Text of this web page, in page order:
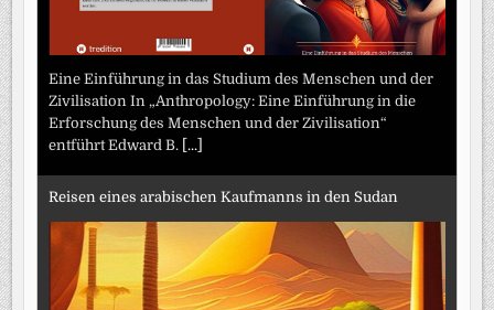
Eine Einführung in das Studium des Menschen und der
Zivilisation In „Anthropology: Eine Einführung in die
Erforschung des Menschen und der Zivilisation“
entführt Edward B. [...]
Reisen eines arabischen Kaufmanns in den Sudan